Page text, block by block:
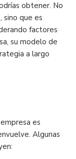
obtener. No
sino que es
factores
su modelo de
a largo
es
Algunas